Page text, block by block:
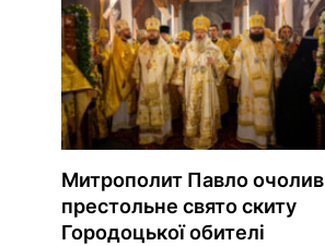
Митрополит Павло очолив
престольне свято скиту
Городоцької обителі